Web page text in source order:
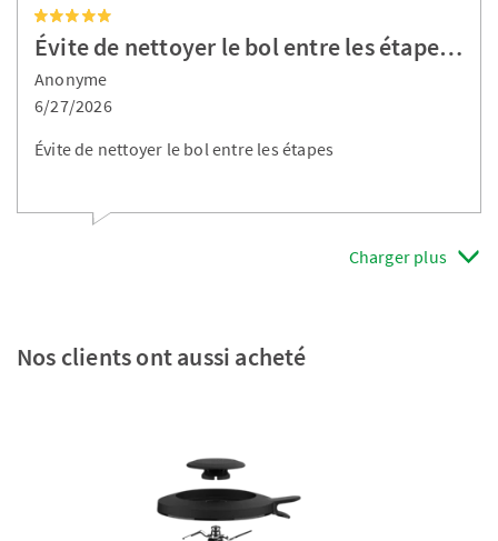
Évite de nettoyer le bol entre les étape…
Anonyme
6/27/2026
Évite de nettoyer le bol entre les étapes
Charger plus
Nos clients ont aussi acheté